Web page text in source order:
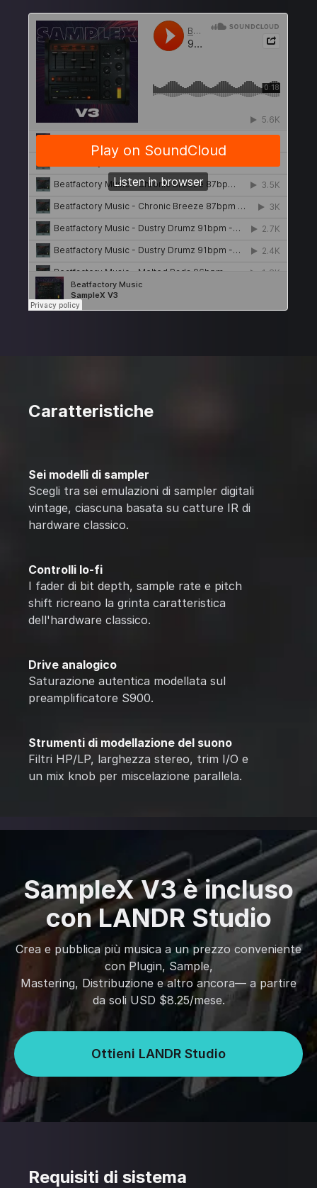
Caratteristiche
Sei modelli di sampler
Scegli tra sei emulazioni di sampler digitali
vintage, ciascuna basata su catture IR di
hardware classico.
Controlli lo-fi
I fader di bit depth, sample rate e pitch
shift ricreano la grinta caratteristica
dell'hardware classico.
Drive analogico
Saturazione autentica modellata sul
preamplificatore S900.
Strumenti di modellazione del suono
Filtri HP/LP, larghezza stereo, trim I/O e
un mix knob per miscelazione parallela.
SampleX V3 è incluso
con LANDR Studio
Crea e pubblica più musica a un prezzo conveniente
con Plugin, Sample,
Mastering, Distribuzione e altro ancora— a partire
da soli USD $8.25/mese.
Ottieni LANDR Studio
Requisiti di sistema